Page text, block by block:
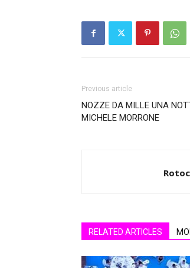
Previous article
NOZZE DA MILLE UNA
MICHELE MORRONE
RELATED ARTICLES